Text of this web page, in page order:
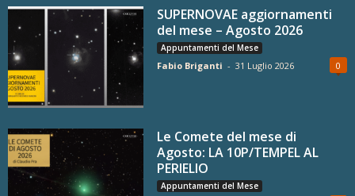
SUPERNOVAE aggiornamenti
del mese – Agosto 2026
Appuntamenti del Mese
Fabio Briganti - 31 Luglio 2026 0
Le Comete del mese di
Agosto: LA 10P/TEMPEL AL
PERIELIO
Appuntamenti del Mese